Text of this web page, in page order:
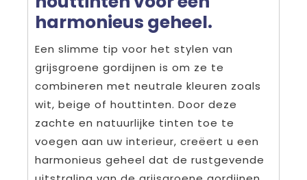
harmonieus geheel.
Een slimme tip voor het stylen van
grijsgroene gordijnen is om ze te
combineren met neutrale kleuren zoals
wit, beige of houttinten. Door deze
zachte en natuurlijke tinten toe te
voegen aan uw interieur, creëert u een
harmonieus geheel dat de rustgevende